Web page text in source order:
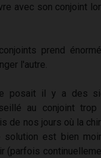
avec son conjoint
prend
l'autre.
posait il y a des
au conjoint trop
de nos jours où la
est bien
(parfois